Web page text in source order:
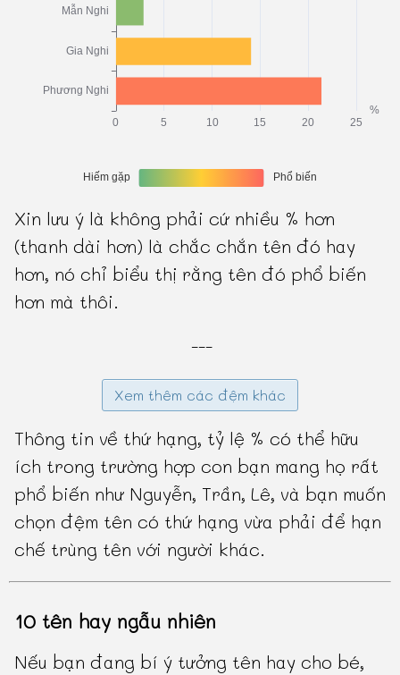
Xin lưu ý là không phải cứ nhiều % hơn
(thanh dài hơn) là chắc chắn tên đó hay
hơn, nó chỉ biểu thị rằng tên đó phổ biến
hơn mà thôi.
---
Xem thêm các đệm khác
Thông tin về thứ hạng, tỷ lệ % có thể hữu
ích trong trường hợp con bạn mang họ rất
phổ biến như Nguyễn, Trần, Lê, và bạn muốn
chọn đệm tên có thứ hạng vừa phải để hạn
chế trùng tên với người khác.
10 tên hay ngẫu nhiên
Nếu bạn đang bí ý tưởng tên hay cho bé,